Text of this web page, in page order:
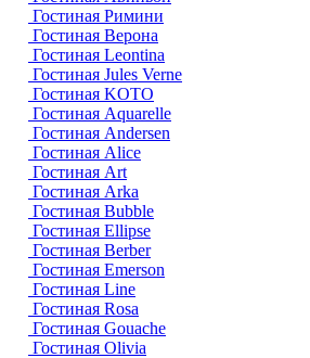
Гостиная Римини
Гостиная Верона
Гостиная Leontina
Гостиная Jules Verne
Гостиная KOTO
Гостиная Aquarelle
Гостиная Andersen
Гостиная Alice
Гостиная Art
Гостиная Arka
Гостиная Bubble
Гостиная Ellipse
Гостиная Berber
Гостиная Emerson
Гостиная Line
Гостиная Rosa
Гостиная Gouache
Гостиная Olivia